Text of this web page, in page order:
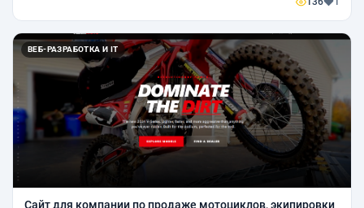
ВЕБ-РАЗРАБОТКА И IT
Сайт для компании по продаже мотоциклов, экипировки